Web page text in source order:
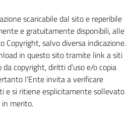
scaricabile dal sito e reperibile
e gratuitamente disponibili, alle
Copyright, salvo diversa indicazione.
in questo sito tramite link a siti
copyright, diritti d’uso e/o copia
l'Ente invita a verificare
e si ritiene esplicitamente sollevato
merito.